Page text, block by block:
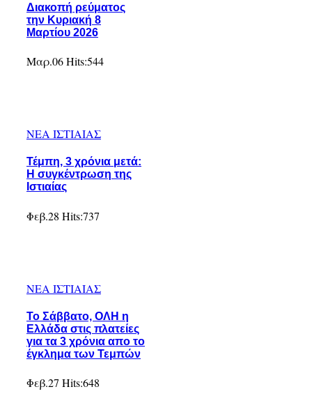
Διακοπή ρεύματος
την Κυριακή 8
Μαρτίου 2026
Μαρ.06Hits:544
ΝΕΑ ΙΣΤΙΑΙΑΣ
Τέμπη, 3 χρόνια μετά:
Η συγκέντρωση της
Ιστιαίας
Φεβ.28 Hits:737
ΝΕΑ ΙΣΤΙΑΙΑΣ
Το Σάββατο, ΟΛΗ η
Ελλάδα στις πλατείες
για τα 3 χρόνια απο το
έγκλημα των Τεμπών
Φεβ.27 Hits:648